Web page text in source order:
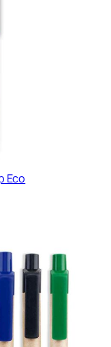
Eco